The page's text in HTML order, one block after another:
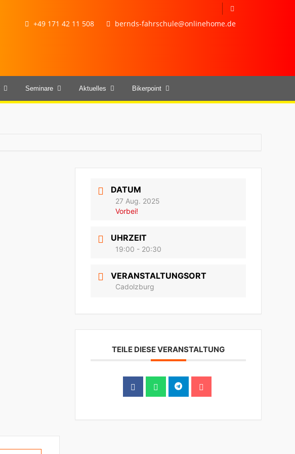
+49 171 42 11 508 bernds-fahrschule@onlinehome.de
Seminare Aktuelles Bikerpoint
DATUM
27 Aug. 2025
Vorbei!
UHRZEIT
19:00 - 20:30
VERANSTALTUNGSORT
Cadolzburg
TEILE DIESE VERANSTALTUNG